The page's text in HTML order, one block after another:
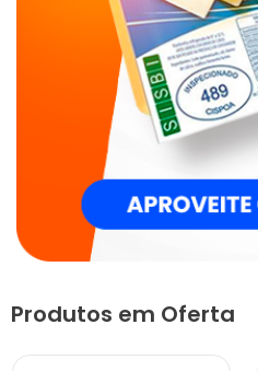
Produtos em Oferta